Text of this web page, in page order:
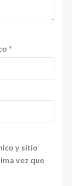
*
y sitio
vez que